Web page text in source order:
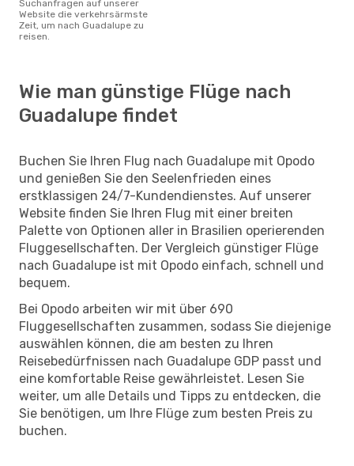
Suchanfragen auf unserer
Website die verkehrsärmste
Zeit, um nach Guadalupe zu
reisen.
Wie man günstige Flüge nach
Guadalupe findet
Buchen Sie Ihren Flug nach Guadalupe mit Opodo
und genießen Sie den Seelenfrieden eines
erstklassigen 24/7-Kundendienstes. Auf unserer
Website finden Sie Ihren Flug mit einer breiten
Palette von Optionen aller in Brasilien operierenden
Fluggesellschaften. Der Vergleich günstiger Flüge
nach Guadalupe ist mit Opodo einfach, schnell und
bequem.
Bei Opodo arbeiten wir mit über 690
Fluggesellschaften zusammen, sodass Sie diejenige
auswählen können, die am besten zu Ihren
Reisebedürfnissen nach Guadalupe GDP passt und
eine komfortable Reise gewährleistet. Lesen Sie
weiter, um alle Details und Tipps zu entdecken, die
Sie benötigen, um Ihre Flüge zum besten Preis zu
buchen.